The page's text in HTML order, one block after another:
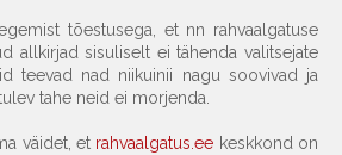
tõestusega, et nn rahvaalgatuse
allkirjad sisuliselt ei tähenda valitsejate
teevad nad niikuinii nagu soovivad ja
tahe neid ei morjenda.
väidet, et rahvaalgatus.ee keskkond on